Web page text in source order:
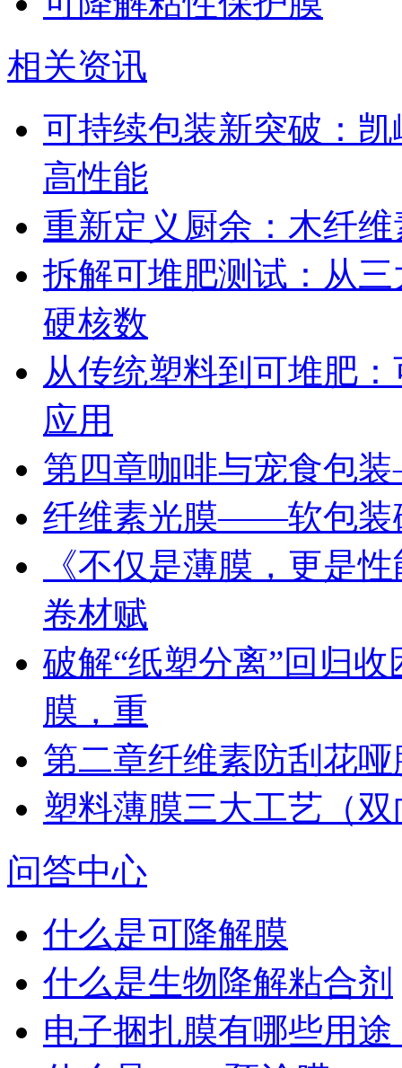
相关资讯
可持续包装新突破：
高性能
重新定义厨余：木纤
拆解可堆肥测试：从
硬核数
从传统塑料到可堆肥
应用
第四章咖啡与宠食包
纤维素光膜——软包装
《不仅是薄膜，更是
卷材赋
破解“纸塑分离”回归
膜，重
第二章纤维素防刮花
塑料薄膜三大工艺（
问答中心
什么是可降解膜
什么是生物降解粘合剂
电子捆扎膜有哪些用途